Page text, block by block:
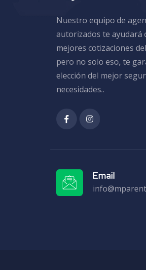
Nuestro equipo de
autorizados te ayudará
mejores cotizaciones
pero no solo eso, te
elección del mejor
necesidades..
Email